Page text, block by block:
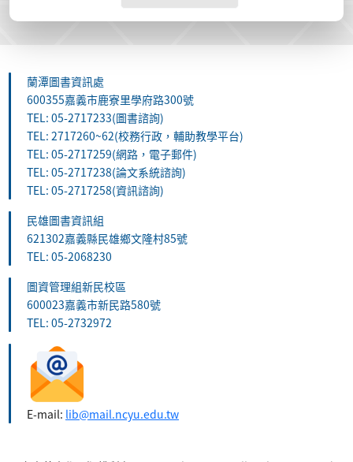
蘭潭圖書資訊處
600355嘉義市鹿寮里學府路300號
TEL: 05-2717233(圖書諮詢)
TEL: 2717260~62(校務行政，輔助教學平台)
TEL: 05-2717259(網路，電子郵件)
TEL: 05-2717238(論文系統諮詢)
TEL: 05-2717258(資訊諮詢)
民雄圖書資訊組
621302嘉義縣民雄鄉文隆村85號
TEL: 05-2068230
圖資管理組新民校區
600023嘉義市新民路580號
TEL: 05-2732972
E-mail: lib@mail.ncyu.edu.tw